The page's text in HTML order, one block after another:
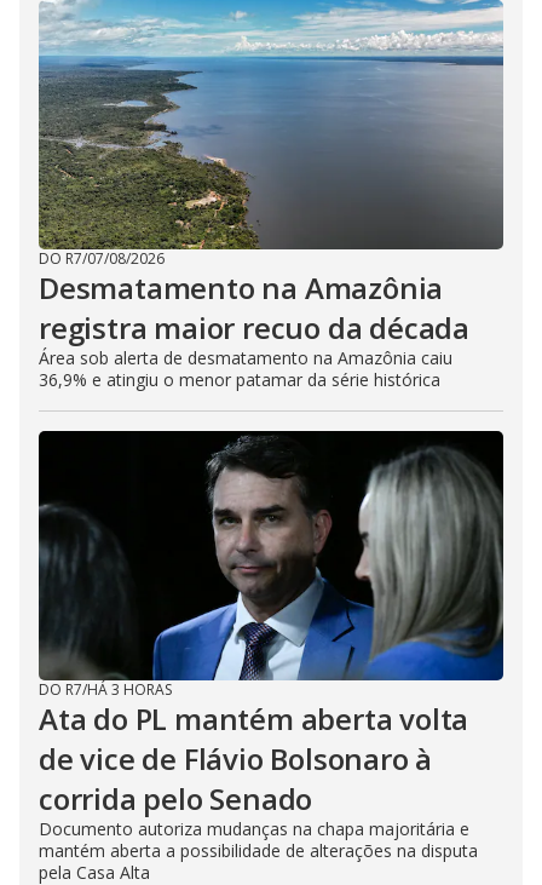
DO R7/07/08/2026
Desmatamento na Amazônia
registra maior recuo da década
Área sob alerta de desmatamento na Amazônia caiu
36,9% e atingiu o menor patamar da série histórica
DO R7/HÁ 3 HORAS
Ata do PL mantém aberta volta
de vice de Flávio Bolsonaro à
corrida pelo Senado
Documento autoriza mudanças na chapa majoritária e
mantém aberta a possibilidade de alterações na disputa
pela Casa Alta